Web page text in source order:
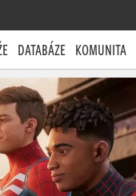
DATABÁZE KOMUNITA